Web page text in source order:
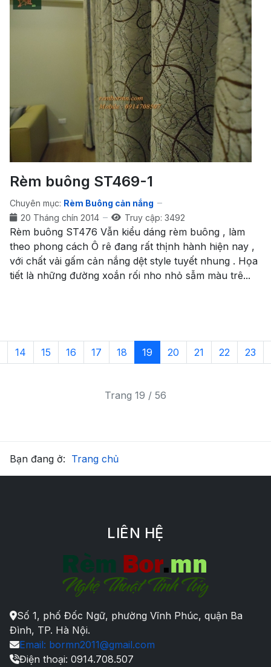
Rèm buông ST469-1
Chuyên mục: Rèm Buông cản nắng
20 Tháng chín 2014
Truy cập: 3492
Rèm buông ST476 Vẫn kiểu dáng rèm buông , làm
theo phong cách Ô rê đang rất thịnh hành hiện nay ,
với chất vải gấm cản nắng dệt style tuyết nhung . Họa
tiết là những đường xoắn rối nho nhỏ sẫm màu trê...
14 15 16 17 18 19 20 21 22 23
Trang 19 / 56
Bạn đang ở: Trang chủ
LIÊN HỆ
Số 1, phố Đốc Ngữ, phường Vĩnh Phúc, quận Ba
Đình, TP. Hà Nội.
Email: bormn2011@gmail.com
Điện thoại: 0914.708.507